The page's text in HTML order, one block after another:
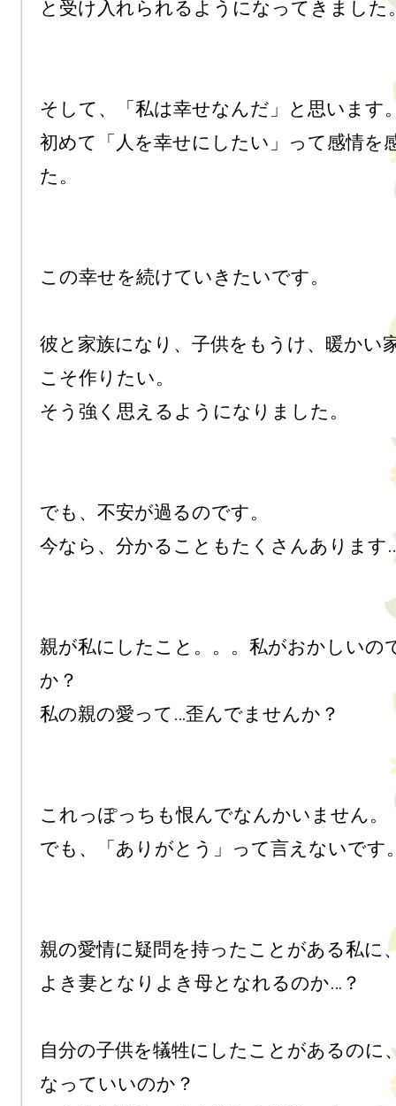
と受け入れられるようになってきました
そして、「私は幸せなんだ」と思います
初めて「人を幸せにしたい」って感情を
た。
この幸せを続けていきたいです。
彼と家族になり、子供をもうけ、暖かい
こそ作りたい。
そう強く思えるようになりました。
でも、不安が過るのです。
今なら、分かることもたくさんあります
親が私にしたこと。。。私がおかしいの
か？
私の親の愛って…歪んでませんか？
これっぽっちも恨んでなんかいません。
でも、「ありがとう」って言えないで
親の愛情に疑問を持ったことがある私に
よき妻となりよき母となれるのか…？
自分の子供を犠牲にしたことがあるのに
なっていいのか？